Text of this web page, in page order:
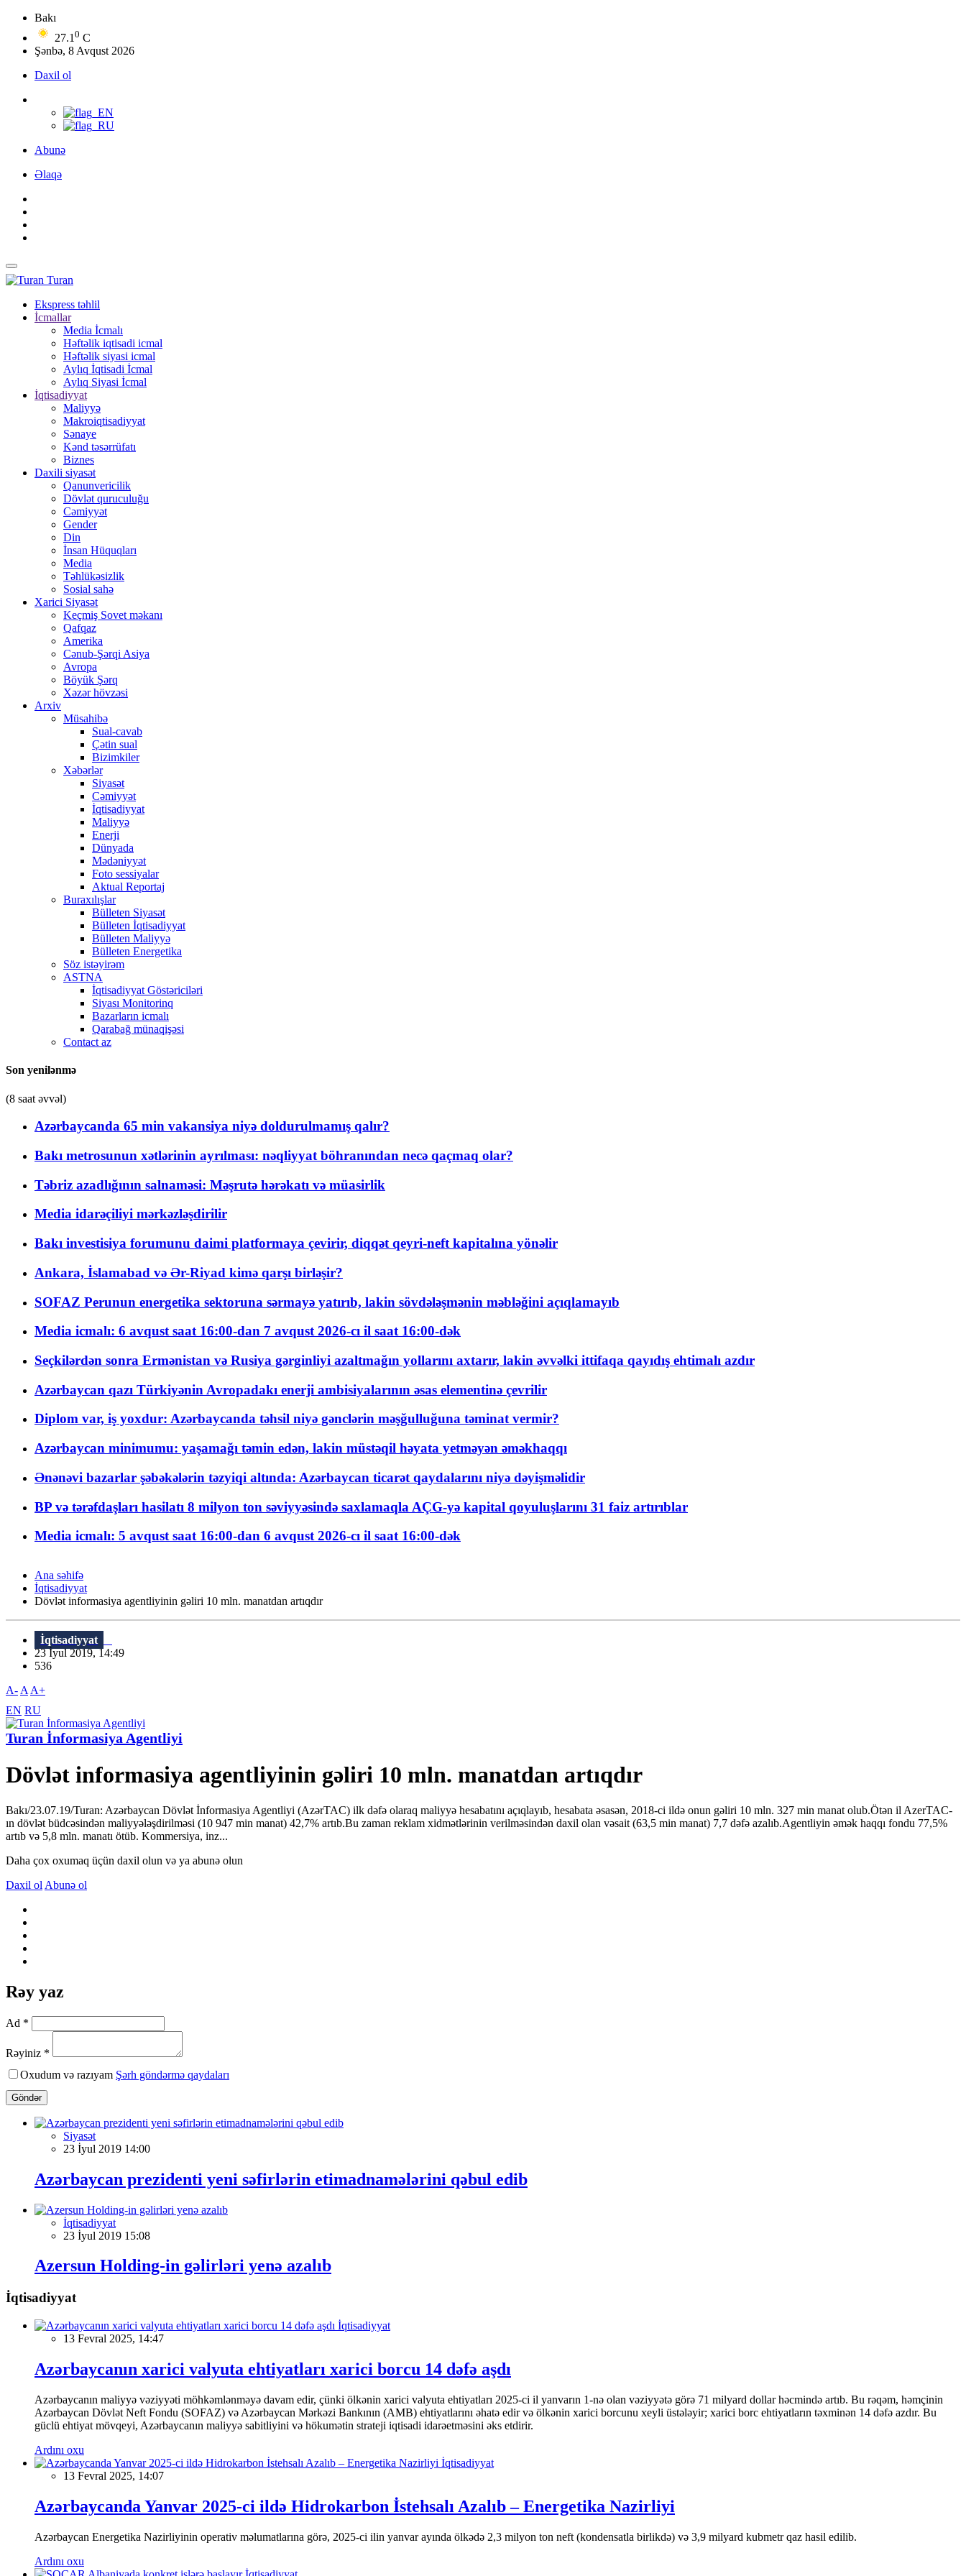
Bakı
27.1 0 C
Şənbə, 8 Avqust 2026
Daxil ol
Abunə
Əlaqə
Turan
Ekspress təhlil
İcmallar
Media İcmalı
Həftəlik iqtisadi icmal
Həftəlik siyasi icmal
Aylıq İqtisadi İcmal
Aylıq Siyasi İcmal
İqtisadiyyat
Maliyyə
Makroiqtisadiyyat
Sənaye
Kənd təsərrüfatı
Biznes
Daxili siyasət
Qanunvericilik
Dövlət quruculuğu
Cəmiyyət
Gender
Din
İnsan Hüquqları
Media
Təhlükəsizlik
Sosial sahə
Xarici Siyasət
Keçmiş Sovet məkanı
Qafqaz
Amerika
Cənub-Şərqi Asiya
Avropa
Böyük Şərq
Xəzər hövzəsi
Arxiv
Müsahibə
Sual-cavab
Çətin sual
Bizimkiler
Xəbərlər
Siyasət
Cəmiyyət
İqtisadiyyat
Maliyyə
Enerji
Dünyada
Mədəniyyət
Foto sessiyalar
Aktual Reportaj
Buraxılışlar
Bülleten Siyasət
Bülleten İqtisadiyyat
Bülleten Maliyyə
Bülleten Energetika
Söz istəyirəm
ASTNA
İqtisadiyyat Göstəriciləri
Siyası Monitorinq
Bazarların icmalı
Qarabağ münaqişəsi
Contact az
Son yenilənmə
(8 saat əvvəl)
Azərbaycanda 65 min vakansiya niyə doldurulmamış qalır?
Bakı metrosunun xətlərinin ayrılması: nəqliyyat böhranından necə qaçmaq olar?
Təbriz azadlığının salnaməsi: Məşrutə hərəkatı və müasirlik
Media idarəçiliyi mərkəzləşdirilir
Bakı investisiya forumunu daimi platformaya çevirir, diqqət qeyri-neft kapitalına yönəlir
Ankara, İslamabad və Ər-Riyad kimə qarşı birləşir?
SOFAZ Perunun energetika sektoruna sərmayə yatırıb, lakin sövdələşmənin məbləğini açıqlamayıb
Media icmalı: 6 avqust saat 16:00-dan 7 avqust 2026-cı il saat 16:00-dək
Seçkilərdən sonra Ermənistan və Rusiya gərginliyi azaltmağın yollarını axtarır, lakin əvvəlki ittifaqa qayıdış ehtimalı azdır
Azərbaycan qazı Türkiyənin Avropadakı enerji ambisiyalarının əsas elementinə çevrilir
Diplom var, iş yoxdur: Azərbaycanda təhsil niyə gənclərin məşğulluğuna təminat vermir?
Azərbaycan minimumu: yaşamağı təmin edən, lakin müstəqil həyata yetməyən əməkhaqqı
Ənənəvi bazarlar şəbəkələrin təzyiqi altında: Azərbaycan ticarət qaydalarını niyə dəyişməlidir
BP və tərəfdaşları hasilatı 8 milyon ton səviyyəsində saxlamaqla AÇG-yə kapital qoyuluşlarını 31 faiz artırıblar
Media icmalı: 5 avqust saat 16:00-dan 6 avqust 2026-cı il saat 16:00-dək
Ana səhifə
İqtisadiyyat
Dövlət informasiya agentliyinin gəliri 10 mln. manatdan artıqdır
İqtisadiyyat
23 İyul 2019, 14:49
536
A- A A+
EN RU
Turan İnformasiya Agentliyi
Dövlət informasiya agentliyinin gəliri 10 mln. manatdan artıqdır
Bakı/23.07.19/Turan: Azərbaycan Dövlət İnformasiya Agentliyi (AzərTAC) ilk dəfə olaraq maliyyə hesabatını açıqlayıb, hesabata əsasən, 2018-ci ildə onun gəliri 10 mln. 327 min manat olub.Ötən il AzerTAC-
ın dövlət büdcəsindən maliyyələşdirilməsi (10 947 min manat) 42,7% artıb.Bu zaman reklam xidmətlərinin verilməsindən daxil olan vəsait (63,5 min manat) 7,7 dəfə azalıb.Agentliyin əmək haqqı fondu 77,5%
artıb və 5,8 mln. manatı ötüb. Kommersiya, inz...
Daha çox oxumaq üçün daxil olun və ya abunə olun
Daxil ol Abunə ol
Rəy yaz
Ad *
Rəyiniz *
Oxudum və razıyam Şərh göndərmə qaydaları
Göndər
Siyasət
23 İyul 2019 14:00
Azərbaycan prezidenti yeni səfirlərin etimadnamələrini qəbul edib
İqtisadiyyat
23 İyul 2019 15:08
Azersun Holding-in gəlirləri yenə azalıb
İqtisadiyyat
İqtisadiyyat
13 Fevral 2025, 14:47
Azərbaycanın xarici valyuta ehtiyatları xarici borcu 14 dəfə aşdı
Azərbaycanın maliyyə vəziyyəti möhkəmlənməyə davam edir, çünki ölkənin xarici valyuta ehtiyatları 2025-ci il yanvarın 1-nə olan vəziyyətə görə 71 milyard dollar həcmində artıb. Bu rəqəm, həmçinin
Azərbaycan Dövlət Neft Fondu (SOFAZ) və Azərbaycan Mərkəzi Bankının (AMB) ehtiyatlarını əhatə edir və ölkənin xarici borcunu xeyli üstələyir; xarici borc ehtiyatların təxminən 14 dəfə azdır. Bu
güclü ehtiyat mövqeyi, Azərbaycanın maliyyə sabitliyini və hökumətin strateji iqtisadi idarəetməsini əks etdirir.
Ardını oxu
İqtisadiyyat
13 Fevral 2025, 14:07
Azərbaycanda Yanvar 2025-ci ildə Hidrokarbon İstehsalı Azalıb – Energetika Nazirliyi
Azərbaycan Energetika Nazirliyinin operativ məlumatlarına görə, 2025-ci ilin yanvar ayında ölkədə 2,3 milyon ton neft (kondensatla birlikdə) və 3,9 milyard kubmetr qaz hasil edilib.
Ardını oxu